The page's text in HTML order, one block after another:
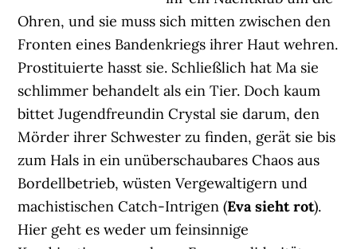
Ohren, und sie muss sich mitten zwischen den
Fronten eines Bandenkriegs ihrer Haut wehren.
Prostituierte hasst sie. Schließlich hat Ma sie
schlimmer behandelt als ein Tier. Doch kaum
bittet Jugendfreundin Crystal sie darum, den
Mörder ihrer Schwester zu finden, gerät sie bis
zum Hals in ein unüberschaubares Chaos aus
Bordellbetrieb, wüsten Vergewaltigern und
machistischen Catch-Intrigen (Eva sieht rot).
Hier geht es weder um feinsinnige